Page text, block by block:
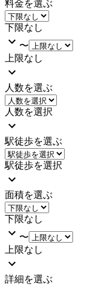
料金を選ぶ
下限なし
〜
上限なし
人数を選ぶ
人数を選択
駅徒歩を選ぶ
駅徒歩を選択
面積を選ぶ
下限なし
〜
上限なし
詳細を選ぶ